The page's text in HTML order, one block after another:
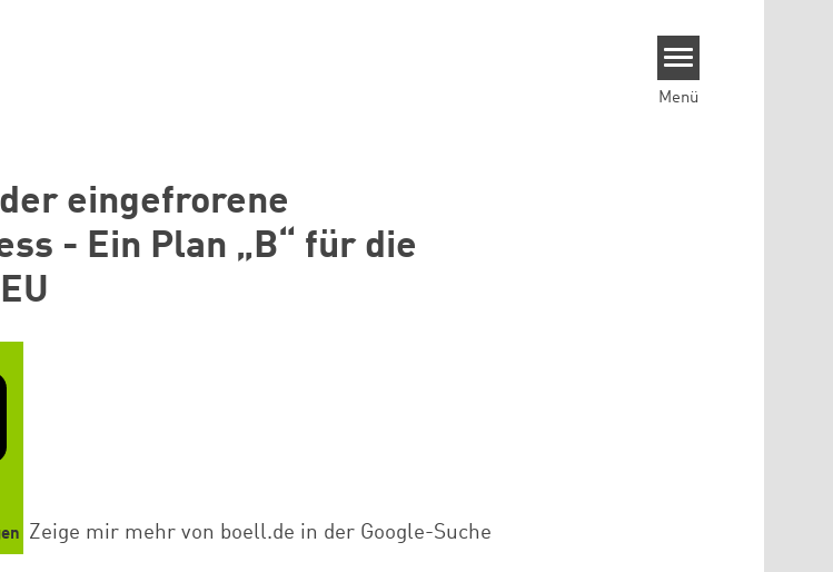
Menü
eingefrorene
- Ein Plan „B“ für die
Zeige mir mehr von boell.de in der Google-Suche